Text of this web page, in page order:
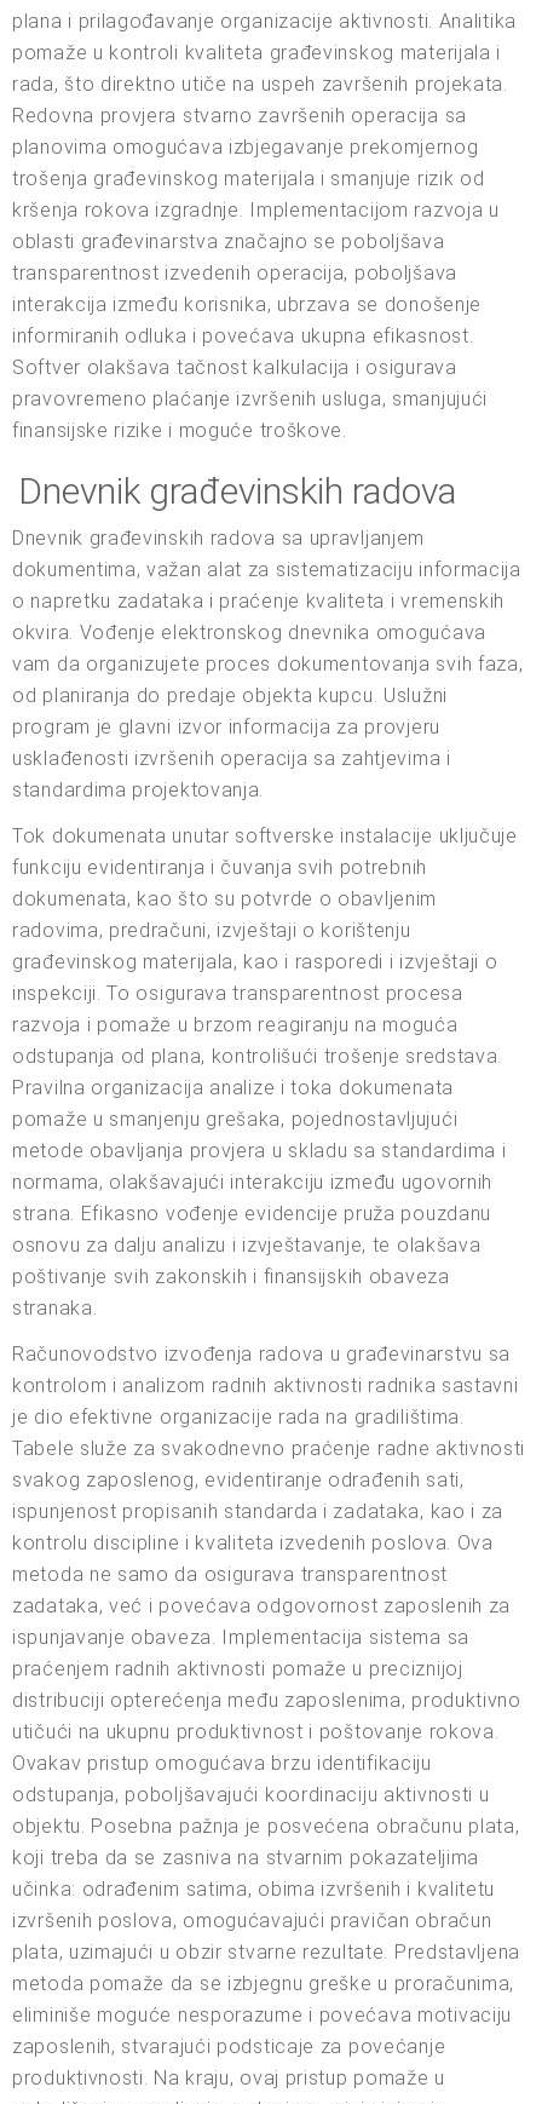
plana i prilagođavanje organizacije aktivnosti. Analitika
pomaže u kontroli kvaliteta građevinskog materijala i
rada, što direktno utiče na uspeh završenih projekata.
Redovna provjera stvarno završenih operacija sa
planovima omogućava izbjegavanje prekomjernog
trošenja građevinskog materijala i smanjuje rizik od
kršenja rokova izgradnje. Implementacijom razvoja u
oblasti građevinarstva značajno se poboljšava
transparentnost izvedenih operacija, poboljšava
interakcija između korisnika, ubrzava se donošenje
informiranih odluka i povećava ukupna efikasnost.
Softver olakšava tačnost kalkulacija i osigurava
pravovremeno plaćanje izvršenih usluga, smanjujući
finansijske rizike i moguće troškove.
Dnevnik građevinskih radova
Dnevnik građevinskih radova sa upravljanjem
dokumentima, važan alat za sistematizaciju informacija
o napretku zadataka i praćenje kvaliteta i vremenskih
okvira. Vođenje elektronskog dnevnika omogućava
vam da organizujete proces dokumentovanja svih faza,
od planiranja do predaje objekta kupcu. Uslužni
program je glavni izvor informacija za provjeru
usklađenosti izvršenih operacija sa zahtjevima i
standardima projektovanja.
Tok dokumenata unutar softverske instalacije uključuje
funkciju evidentiranja i čuvanja svih potrebnih
dokumenata, kao što su potvrde o obavljenim
radovima, predračuni, izvještaji o korištenju
građevinskog materijala, kao i rasporedi i izvještaji o
inspekciji. To osigurava transparentnost procesa
razvoja i pomaže u brzom reagiranju na moguća
odstupanja od plana, kontrolišući trošenje sredstava.
Pravilna organizacija analize i toka dokumenata
pomaže u smanjenju grešaka, pojednostavljujući
metode obavljanja provjera u skladu sa standardima i
normama, olakšavajući interakciju između ugovornih
strana. Efikasno vođenje evidencije pruža pouzdanu
osnovu za dalju analizu i izvještavanje, te olakšava
poštivanje svih zakonskih i finansijskih obaveza
stranaka.
Računovodstvo izvođenja radova u građevinarstvu sa
kontrolom i analizom radnih aktivnosti radnika sastavni
je dio efektivne organizacije rada na gradilištima.
Tabele služe za svakodnevno praćenje radne aktivnosti
svakog zaposlenog, evidentiranje odrađenih sati,
ispunjenost propisanih standarda i zadataka, kao i za
kontrolu discipline i kvaliteta izvedenih poslova. Ova
metoda ne samo da osigurava transparentnost
zadataka, već i povećava odgovornost zaposlenih za
ispunjavanje obaveza. Implementacija sistema sa
praćenjem radnih aktivnosti pomaže u preciznijoj
distribuciji opterećenja među zaposlenima, produktivno
utičući na ukupnu produktivnost i poštovanje rokova.
Ovakav pristup omogućava brzu identifikaciju
odstupanja, poboljšavajući koordinaciju aktivnosti u
objektu. Posebna pažnja je posvećena obračunu plata,
koji treba da se zasniva na stvarnim pokazateljima
učinka: odrađenim satima, obima izvršenih i kvalitetu
izvršenih poslova, omogućavajući pravičan obračun
plata, uzimajući u obzir stvarne rezultate. Predstavljena
metoda pomaže da se izbjegnu greške u proračunima,
eliminiše moguće nesporazume i povećava motivaciju
zaposlenih, stvarajući podsticaje za povećanje
produktivnosti. Na kraju, ovaj pristup pomaže u